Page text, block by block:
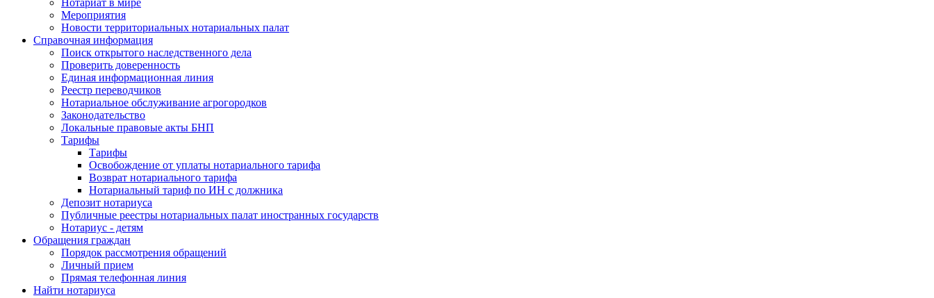
Мероприятия
Новости территориальных нотариальных палат
Справочная информация
Поиск открытого наследственного дела
Проверить доверенность
Единая информационная линия
Реестр переводчиков
Нотариальное обслуживание агрогородков
Законодательство
Локальные правовые акты БНП
Тарифы
Тарифы
Освобождение от уплаты нотариального тарифа
Возврат нотариального тарифа
Нотариальный тариф по ИН с должника
Депозит нотариуса
Публичные реестры нотариальных палат иностранных государств
Нотариус - детям
Обращения граждан
Порядок рассмотрения обращений
Личный прием
Прямая телефонная линия
Найти нотариуса